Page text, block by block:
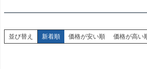
並び替え 新着順 価格が安い順 価格が高い